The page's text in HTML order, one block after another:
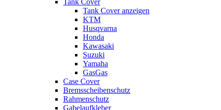
Tank Cover anzeigen
KTM
Husqvarna
Honda
Kawasaki
Suzuki
Yamaha
GasGas
Case Cover
Bremsscheibenschutz
Rahmenschutz
Gabelaufkleber